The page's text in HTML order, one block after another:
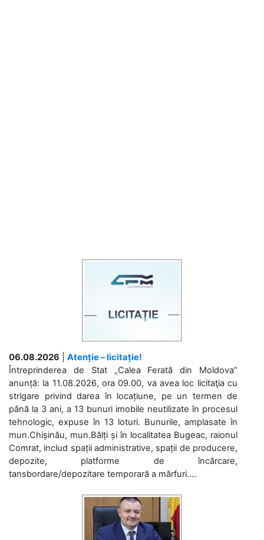
06.08.2026
Atenție – licitație!
Întreprinderea de Stat „Calea Ferată din Moldova”
anunță: la 11.08.2026, ora 09.00, va avea loc licitaţia cu
strigare privind darea în locațiune, pe un termen de
până la 3 ani, a 13 bunuri imobile neutilizate în procesul
tehnologic, expuse în 13 loturi. Bunurile, amplasate în
mun.Chișinău, mun.Bălți și în localitatea Bugeac, raionul
Comrat, includ spații administrative, spații de producere,
depozite, platforme de încărcare,
tansbordare/depozitare temporară a mărfuri....